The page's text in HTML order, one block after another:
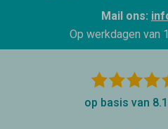
Mail ons:
Op werkdagen van
op basis van